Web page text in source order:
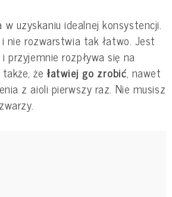
uzyskaniu idealnej konsystencji.
nie rozwarstwia tak łatwo. Jest
przyjemnie rozpływa się na
także, żełatwiej go zrobić, nawet
z aioli pierwszy raz. Nie musisz